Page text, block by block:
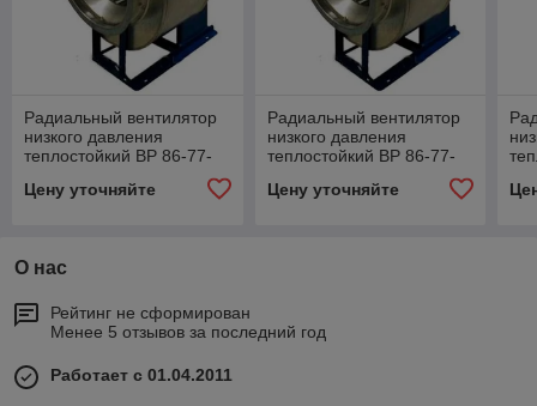
Радиальный вентилятор
низкого давления
теплостойкий ВР 86-77-
Цену уточняйте
Радиальный вентилятор
низкого давления
теплостойкий ВР 86-77-
Цену уточняйте
О нас
Рейтинг не сформирован
Менее 5 отзывов за последний год
Работает с 01.04.2011